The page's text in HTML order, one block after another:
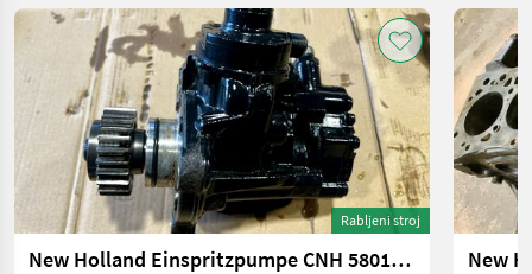
Rabljeni stroj
New Holland Einspritzpumpe CNH 5801470100